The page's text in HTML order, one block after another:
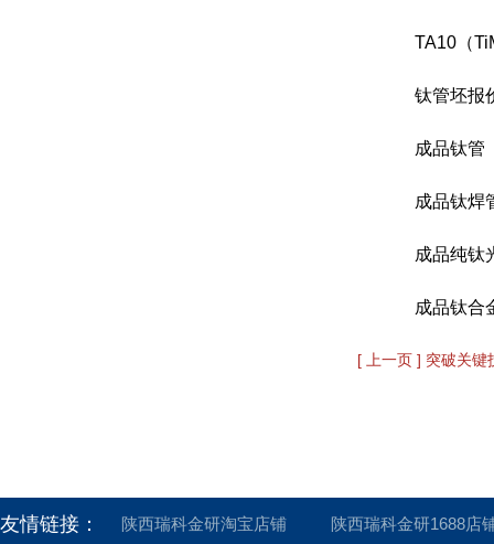
TA10（
钛管坯报
成品钛管
成品钛焊
成品纯钛
成品钛合
[ 上一页 ] 突破关键
友情链接： 陕西瑞科金研淘宝店铺 陕西瑞科金研1688店